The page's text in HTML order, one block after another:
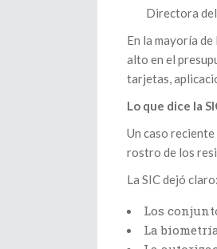
Directora del
En la mayoría
alto en el
tarjetas,
Lo que dice la
Un caso
rostro de los
La SIC dejó claro:
Los
La